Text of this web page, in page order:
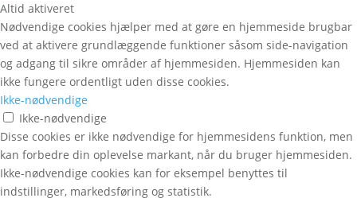
Altid aktiveret
Nødvendige cookies hjælper med at gøre en hjemmeside brugbar
ved at aktivere grundlæggende funktioner såsom side-navigation
og adgang til sikre områder af hjemmesiden. Hjemmesiden kan
ikke fungere ordentligt uden disse cookies.
Ikke-nødvendige
Ikke-nødvendige
Disse cookies er ikke nødvendige for hjemmesidens funktion, men
kan forbedre din oplevelse markant, når du bruger hjemmesiden.
Ikke-nødvendige cookies kan for eksempel benyttes til
indstillinger, markedsføring og statistik.